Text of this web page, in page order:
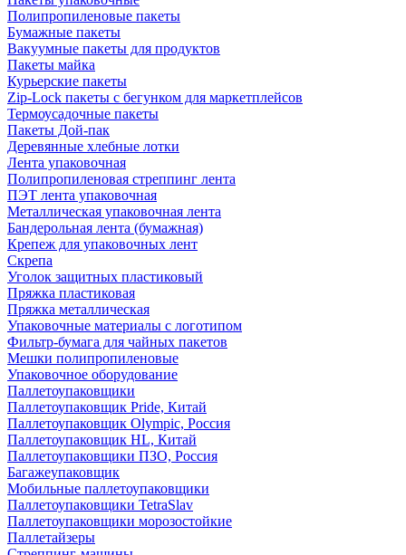
Полипропиленовые пакеты
Бумажные пакеты
Вакуумные пакеты для продуктов
Пакеты майка
Курьерские пакеты
Zip-Lock пакеты с бегунком для маркетплейсов
Термоусадочные пакеты
Пакеты Дой-пак
Деревянные хлебные лотки
Лента упаковочная
Полипропиленовая стреппинг лента
ПЭТ лента упаковочная
Металлическая упаковочная лента
Бандерольная лента (бумажная)
Крепеж для упаковочных лент
Скрепа
Уголок защитных пластиковый
Пряжка пластиковая
Пряжка металлическая
Упаковочные материалы с логотипом
Фильтр-бумага для чайных пакетов
Мешки полипропиленовые
Упаковочное оборудование
Паллетоупаковщики
Паллетоупаковщик Pride, Китай
Паллетоупаковщик Olympic, Россия
Паллетоупаковщик HL, Китай
Паллетоупаковщики ПЗО, Россия
Багажеупаковщик
Мобильные паллетоупаковщики
Паллетоупаковщики TetraSlav
Паллетоупаковщики морозостойкие
Паллетайзеры